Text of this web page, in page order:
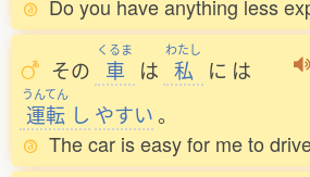
Do you have anything less
その
くるま
車 は
わたし
私 に は
うんてん
運転 し やすい。
The car is easy for me to